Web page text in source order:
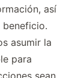
así
asumir la
para
sean